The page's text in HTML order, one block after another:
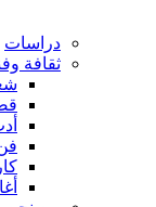
دراسات
ثقافة